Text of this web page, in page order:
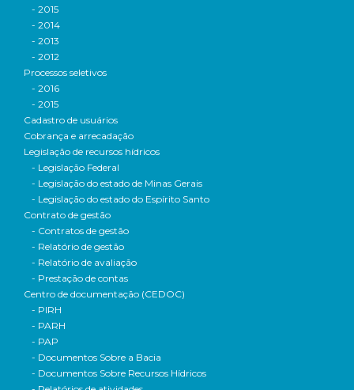
- 2015
- 2014
- 2013
- 2012
Processos seletivos
- 2016
- 2015
Cadastro de usuários
Cobrança e arrecadação
Legislação de recursos hídricos
- Legislação Federal
- Legislação do estado de Minas Gerais
- Legislação do estado do Espírito Santo
Contrato de gestão
- Contratos de gestão
- Relatório de gestão
- Relatório de avaliação
- Prestação de contas
Centro de documentação (CEDOC)
- PIRH
- PARH
- PAP
- Documentos Sobre a Bacia
- Documentos Sobre Recursos Hídricos